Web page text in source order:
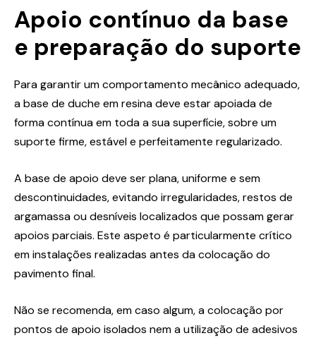
Apoio contínuo da base
e preparação do suporte
Para garantir um comportamento mecânico adequado,
a base de duche em resina deve estar apoiada de
forma contínua em toda a sua superfície, sobre um
suporte firme, estável e perfeitamente regularizado.
A base de apoio deve ser plana, uniforme e sem
descontinuidades, evitando irregularidades, restos de
argamassa ou desníveis localizados que possam gerar
apoios parciais. Este aspeto é particularmente crítico
em instalações realizadas antes da colocação do
pavimento final.
Não se recomenda, em caso algum, a colocação por
pontos de apoio isolados nem a utilização de adesivos